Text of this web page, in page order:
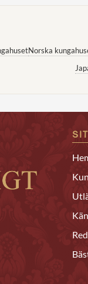
Norska